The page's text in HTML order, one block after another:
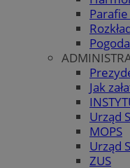
Jak
Urząd
MOPS
Urząd
ZUS